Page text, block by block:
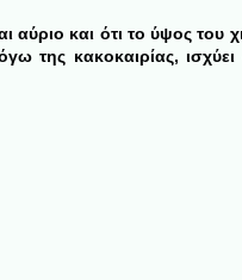
και ότι το ύψος του
της κακοκαιρίας,